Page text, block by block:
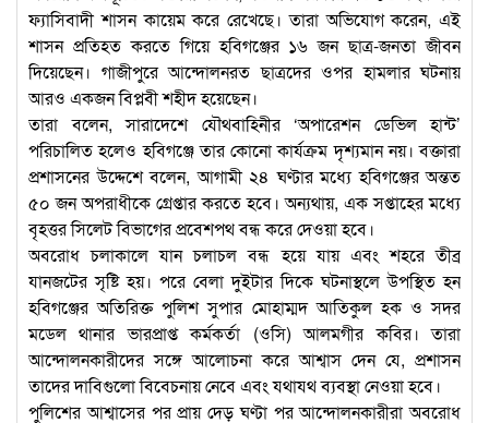
ফ্যাসিবাদী শাসন কায়েম করে রেখেছে। তারা অভিযোগ করেন, এই
শাসন প্রতিহত করতে গিয়ে হবিগঞ্জের ১৬ জন ছাত্র-জনতা জীবন
দিয়েছেন। গাজীপুরে আন্দোলনরত ছাত্রদের ওপর হামলার ঘটনায়
আরও একজন বিপ্লবী শহীদ হয়েছেন।
তারা বলেন, সারাদেশে যৌথবাহিনীর ‘অপারেশন ডেভিল হান্ট’
পরিচালিত হলেও হবিগঞ্জে তার কোনো কার্যক্রম দৃশ্যমান নয়। বক্তারা
প্রশাসনের উদ্দেশে বলেন, আগামী ২৪ ঘণ্টার মধ্যে হবিগঞ্জের অন্তত
৫০ জন অপরাধীকে গ্রেপ্তার করতে হবে। অন্যথায়, এক সপ্তাহের মধ্যে
বৃহত্তর সিলেট বিভাগের প্রবেশপথ বন্ধ করে দেওয়া হবে।
অবরোধ চলাকালে যান চলাচল বন্ধ হয়ে যায় এবং শহরে তীব্র
যানজটের সৃষ্টি হয়। পরে বেলা দুইটার দিকে ঘটনাস্থলে উপস্থিত হন
হবিগঞ্জের অতিরিক্ত পুলিশ সুপার মোহাম্মদ আতিকুল হক ও সদর
মডেল থানার ভারপ্রাপ্ত কর্মকর্তা (ওসি) আলমগীর কবির। তারা
আন্দোলনকারীদের সঙ্গে আলোচনা করে আশ্বাস দেন যে, প্রশাসন
তাদের দাবিগুলো বিবেচনায় নেবে এবং যথাযথ ব্যবস্থা নেওয়া হবে।
পুলিশের আশ্বাসের পর প্রায় দেড় ঘণ্টা পর আন্দোলনকারীরা অবরোধ